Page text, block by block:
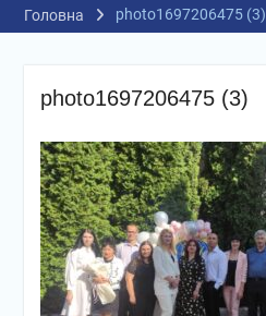
Головна photo1697206475 (3)
photo1697206475 (3)